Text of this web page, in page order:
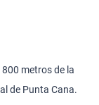
metros de la
de Punta Cana.